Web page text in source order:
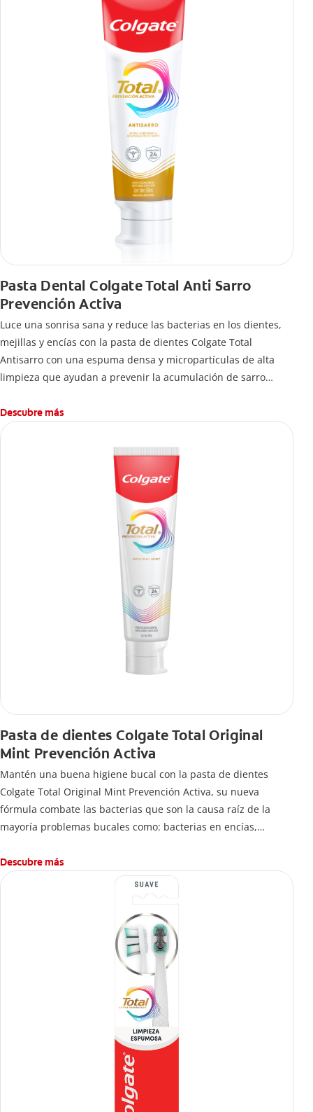
Pasta Dental Colgate Total Anti Sarro
Prevención Activa
Luce una sonrisa sana y reduce las bacterias en los dientes,
mejillas y encías con la pasta de dientes Colgate Total
Antisarro con una espuma densa y micropartículas de alta
limpieza que ayudan a prevenir la acumulación de sarro
Descubre más
Pasta de dientes Colgate Total Original
Mint Prevención Activa
Mantén una buena higiene bucal con la pasta de dientes
Colgate Total Original Mint Prevención Activa, su nueva
fórmula combate las bacterias que son la causa raíz de la
mayoría problemas bucales como: bacterias en encías,
caries.
Descubre más